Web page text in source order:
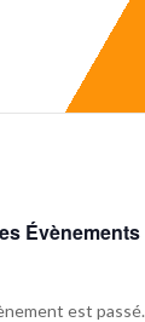
Évènements
est passé.